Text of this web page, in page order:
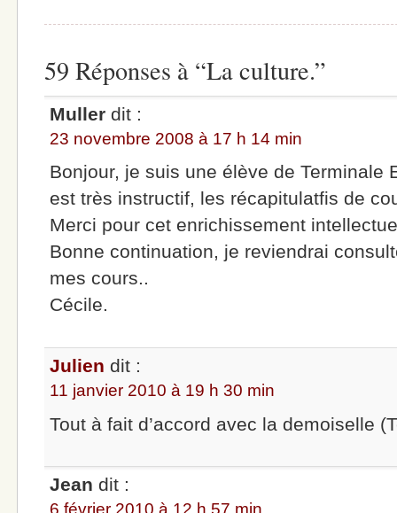
59 Réponses à “La culture.”
Muller dit :
23 novembre 2008 à 17 h 14 min
Bonjour, je suis une élève de Terminale
est très instructif, les récapitulatfis de
Merci pour cet enrichissement
Bonne continuation, je reviendrai
mes cours..
Cécile.
Julien dit :
11 janvier 2010 à 19 h 30 min
Tout à fait d’accord avec la demoiselle
Jean dit :